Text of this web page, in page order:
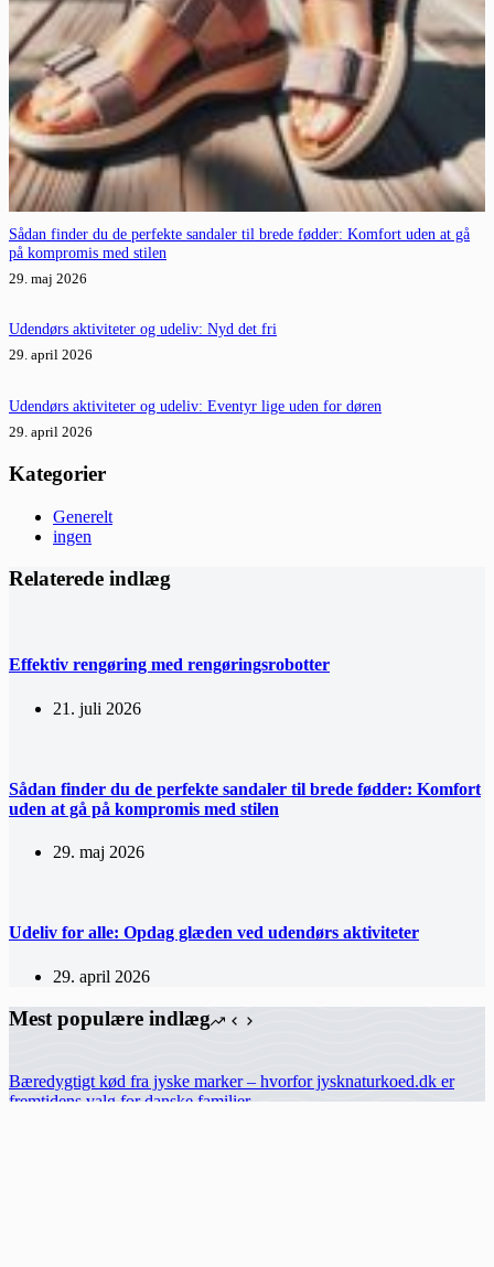
Sådan finder du de perfekte sandaler til brede fødder: Komfort uden at gå
på kompromis med stilen
29. maj 2026
Udendørs aktiviteter og udeliv: Nyd det fri
29. april 2026
Udendørs aktiviteter og udeliv: Eventyr lige uden for døren
29. april 2026
Kategorier
Generelt
ingen
Relaterede indlæg
Effektiv rengøring med rengøringsrobotter
21. juli 2026
Sådan finder du de perfekte sandaler til brede fødder: Komfort
uden at gå på kompromis med stilen
29. maj 2026
Udeliv for alle: Opdag glæden ved udendørs aktiviteter
29. april 2026
Mest populære indlæg
Bæredygtigt kød fra jyske marker – hvorfor jysknaturkoed.dk er
fremtidens valg for danske familier